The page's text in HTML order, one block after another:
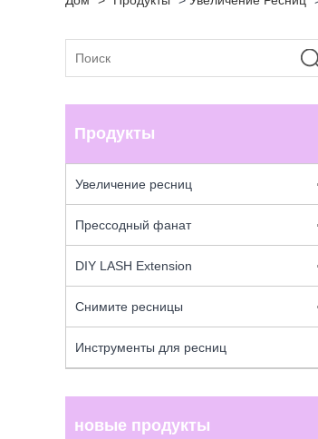
Продукты
Увеличение ресниц
Прессодный фанат
DIY LASH Extension
Снимите ресницы
Инструменты для ресниц
новые продукты